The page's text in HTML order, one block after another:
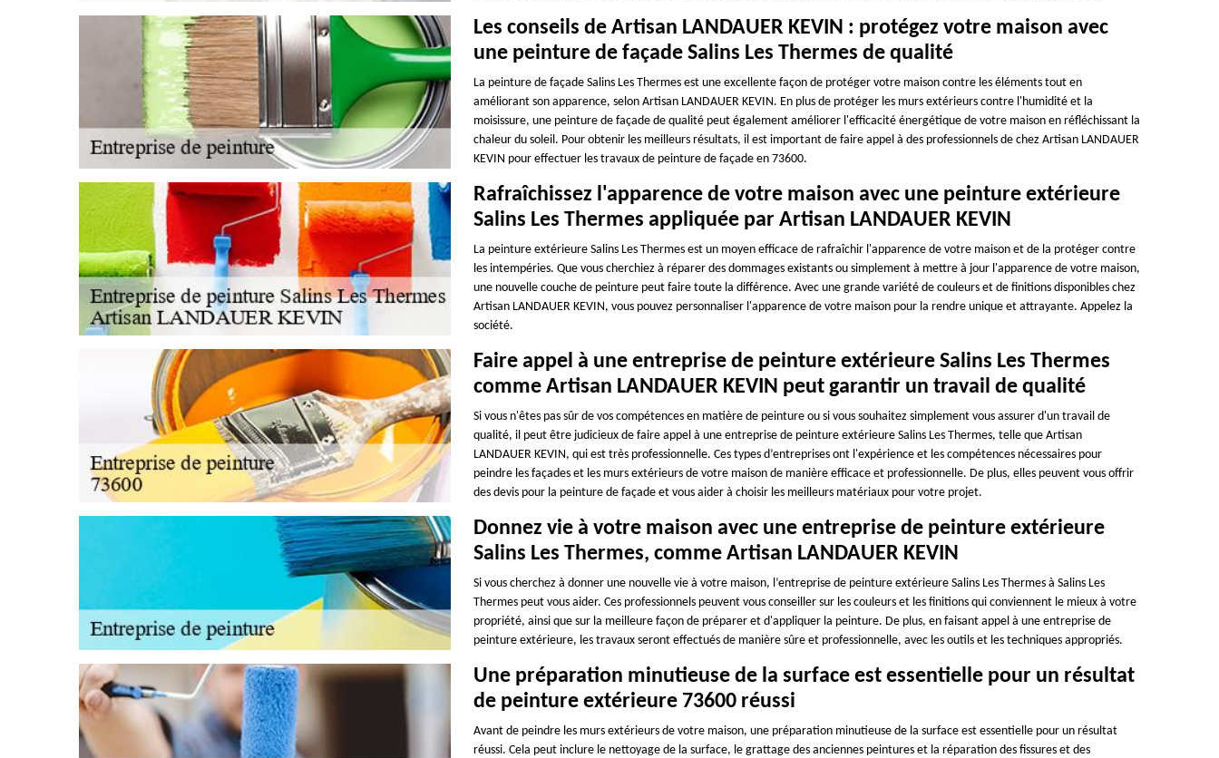
Les conseils de Artisan LANDAUER KEVIN : protégez votre maison avec
une peinture de façade Salins Les Thermes de qualité
La peinture de façade Salins Les Thermes est une excellente façon de protéger votre maison contre les éléments tout en
améliorant son apparence, selon Artisan LANDAUER KEVIN. En plus de protéger les murs extérieurs contre l'humidité et la
moisissure, une peinture de façade de qualité peut également améliorer l'efficacité énergétique de votre maison en réfléchissant la
chaleur du soleil. Pour obtenir les meilleurs résultats, il est important de faire appel à des professionnels de chez Artisan LANDAUER
KEVIN pour effectuer les travaux de peinture de façade en 73600.
Rafraîchissez l'apparence de votre maison avec une peinture extérieure
Salins Les Thermes appliquée par Artisan LANDAUER KEVIN
La peinture extérieure Salins Les Thermes est un moyen efficace de rafraîchir l'apparence de votre maison et de la protéger contre
les intempéries. Que vous cherchiez à réparer des dommages existants ou simplement à mettre à jour l'apparence de votre maison,
une nouvelle couche de peinture peut faire toute la différence. Avec une grande variété de couleurs et de finitions disponibles chez
Artisan LANDAUER KEVIN, vous pouvez personnaliser l'apparence de votre maison pour la rendre unique et attrayante. Appelez la
société.
Faire appel à une entreprise de peinture extérieure Salins Les Thermes
comme Artisan LANDAUER KEVIN peut garantir un travail de qualité
Si vous n'êtes pas sûr de vos compétences en matière de peinture ou si vous souhaitez simplement vous assurer d'un travail de
qualité, il peut être judicieux de faire appel à une entreprise de peinture extérieure Salins Les Thermes, telle que Artisan
LANDAUER KEVIN, qui est très professionnelle. Ces types d’entreprises ont l'expérience et les compétences nécessaires pour
peindre les façades et les murs extérieurs de votre maison de manière efficace et professionnelle. De plus, elles peuvent vous offrir
des devis pour la peinture de façade et vous aider à choisir les meilleurs matériaux pour votre projet.
Donnez vie à votre maison avec une entreprise de peinture extérieure
Salins Les Thermes, comme Artisan LANDAUER KEVIN
Si vous cherchez à donner une nouvelle vie à votre maison, l’entreprise de peinture extérieure Salins Les Thermes à Salins Les
Thermes peut vous aider. Ces professionnels peuvent vous conseiller sur les couleurs et les finitions qui conviennent le mieux à votre
propriété, ainsi que sur la meilleure façon de préparer et d'appliquer la peinture. De plus, en faisant appel à une entreprise de
peinture extérieure, les travaux seront effectués de manière sûre et professionnelle, avec les outils et les techniques appropriés.
Une préparation minutieuse de la surface est essentielle pour un résultat
de peinture extérieure 73600 réussi
Avant de peindre les murs extérieurs de votre maison, une préparation minutieuse de la surface est essentielle pour un résultat
réussi. Cela peut inclure le nettoyage de la surface, le grattage des anciennes peintures et la réparation des fissures et des